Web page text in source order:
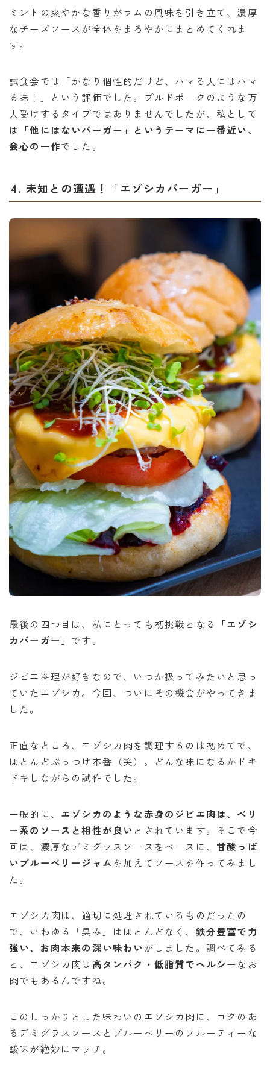
ミントの爽やかな香りがラムの風味を引き立て、濃厚
なチーズソースが全体をまろやかにまとめてくれま
す。
試食会では「かなり個性的だけど、ハマる人にはハマ
る味！」という評価でした。プルドポークのような万
人受けするタイプではありませんでしたが、私として
は 「他にはないバーガー」というテーマに一番近い、
会心の一作でした。
4. 未知との遭遇！「エゾシカバーガー」
最後の四つ目は、私にとっても初挑戦となる
「エゾシ
カバーガー」 です。
ジビエ料理が好きなので、いつか扱ってみたいと思っ
ていたエゾシカ。今回、ついにその機会がやってきま
した。
正直なところ、エゾシカ肉を調理するのは初めてで、
ほとんどぶっつけ本番（笑）。どんな味になるかドキ
ドキしながらの試作でした。
一般的に、 エゾシカのような赤身のジビエ肉は、ベリ
ー系のソースと相性が良い とされています。そこで今
回は、濃厚なデミグラスソースをベースに、 甘酸っぱ
いブルーベリージャム を加えてソースを作ってみまし
た。
エゾシカ肉は、適切に処理されているものだったの
で、いわゆる「臭み」はほとんどなく、 鉄分豊富で力
強い、お肉本来の深い味わいがしました。調べてみる
と、エゾシカ肉は 高タンパク・低脂質でヘルシー なお
肉でもあるんですね。
このしっかりとした味わいのエゾシカ肉に、コクのあ
るデミグラスソースとブルーベリーのフルーティーな
酸味が絶妙にマッチ。